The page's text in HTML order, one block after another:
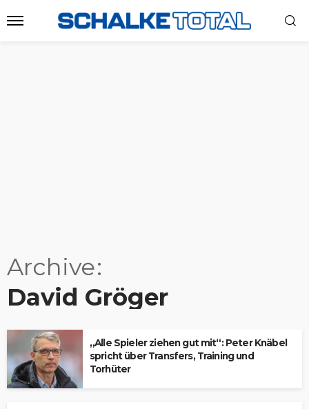
Archive
David Gröger
„Alle Spieler ziehen gut mit“: Peter Knäbel
spricht über Transfers, Training und
Torhüter